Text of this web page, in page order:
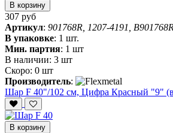
В корзину
307 руб
Артикул: 901768R, 1207-4191,
В упаковке: 1 шт.
Мин. партия: 1 шт
В наличии: 3 шт
Скоро: 0 шт
Производитель:
Шар F 40"/102 см, Цифра Красный "9" (в
В корзину